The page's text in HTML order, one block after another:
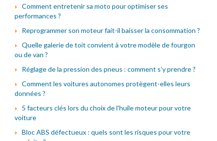
Comment entretenir sa moto pour optimiser ses
performances ?
Reprogrammer son moteur fait-il baisser la consommation ?
Quelle galerie de toit convient à votre modèle de fourgon
ou de van ?
Réglage de la pression des pneus : comment s'y prendre ?
Comment les voitures autonomes protègent-elles leurs
données ?
5 facteurs clés lors du choix de l'huile moteur pour votre
voiture
Bloc ABS défectueux : quels sont les risques pour votre